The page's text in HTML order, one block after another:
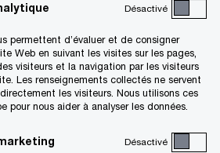
Désactivé
permettent d’évaluer et de consigner
Web en suivant les visites sur les pages,
visiteurs et la navigation par les visiteurs
Les renseignements collectés ne servent
les visiteurs. Nous utilisons ces
pour nous aider à analyser les données.
Désactivé